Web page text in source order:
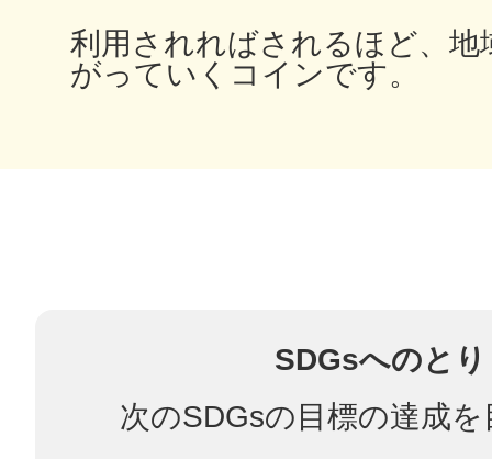
利用されればされるほど、地
がっていくコインです。
SDGsへのと
次のSDGsの目標の達成
多度津
八尾